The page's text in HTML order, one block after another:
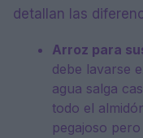
detallan las
Arroz para
debe lavarse
agua salga
todo el
pegajoso